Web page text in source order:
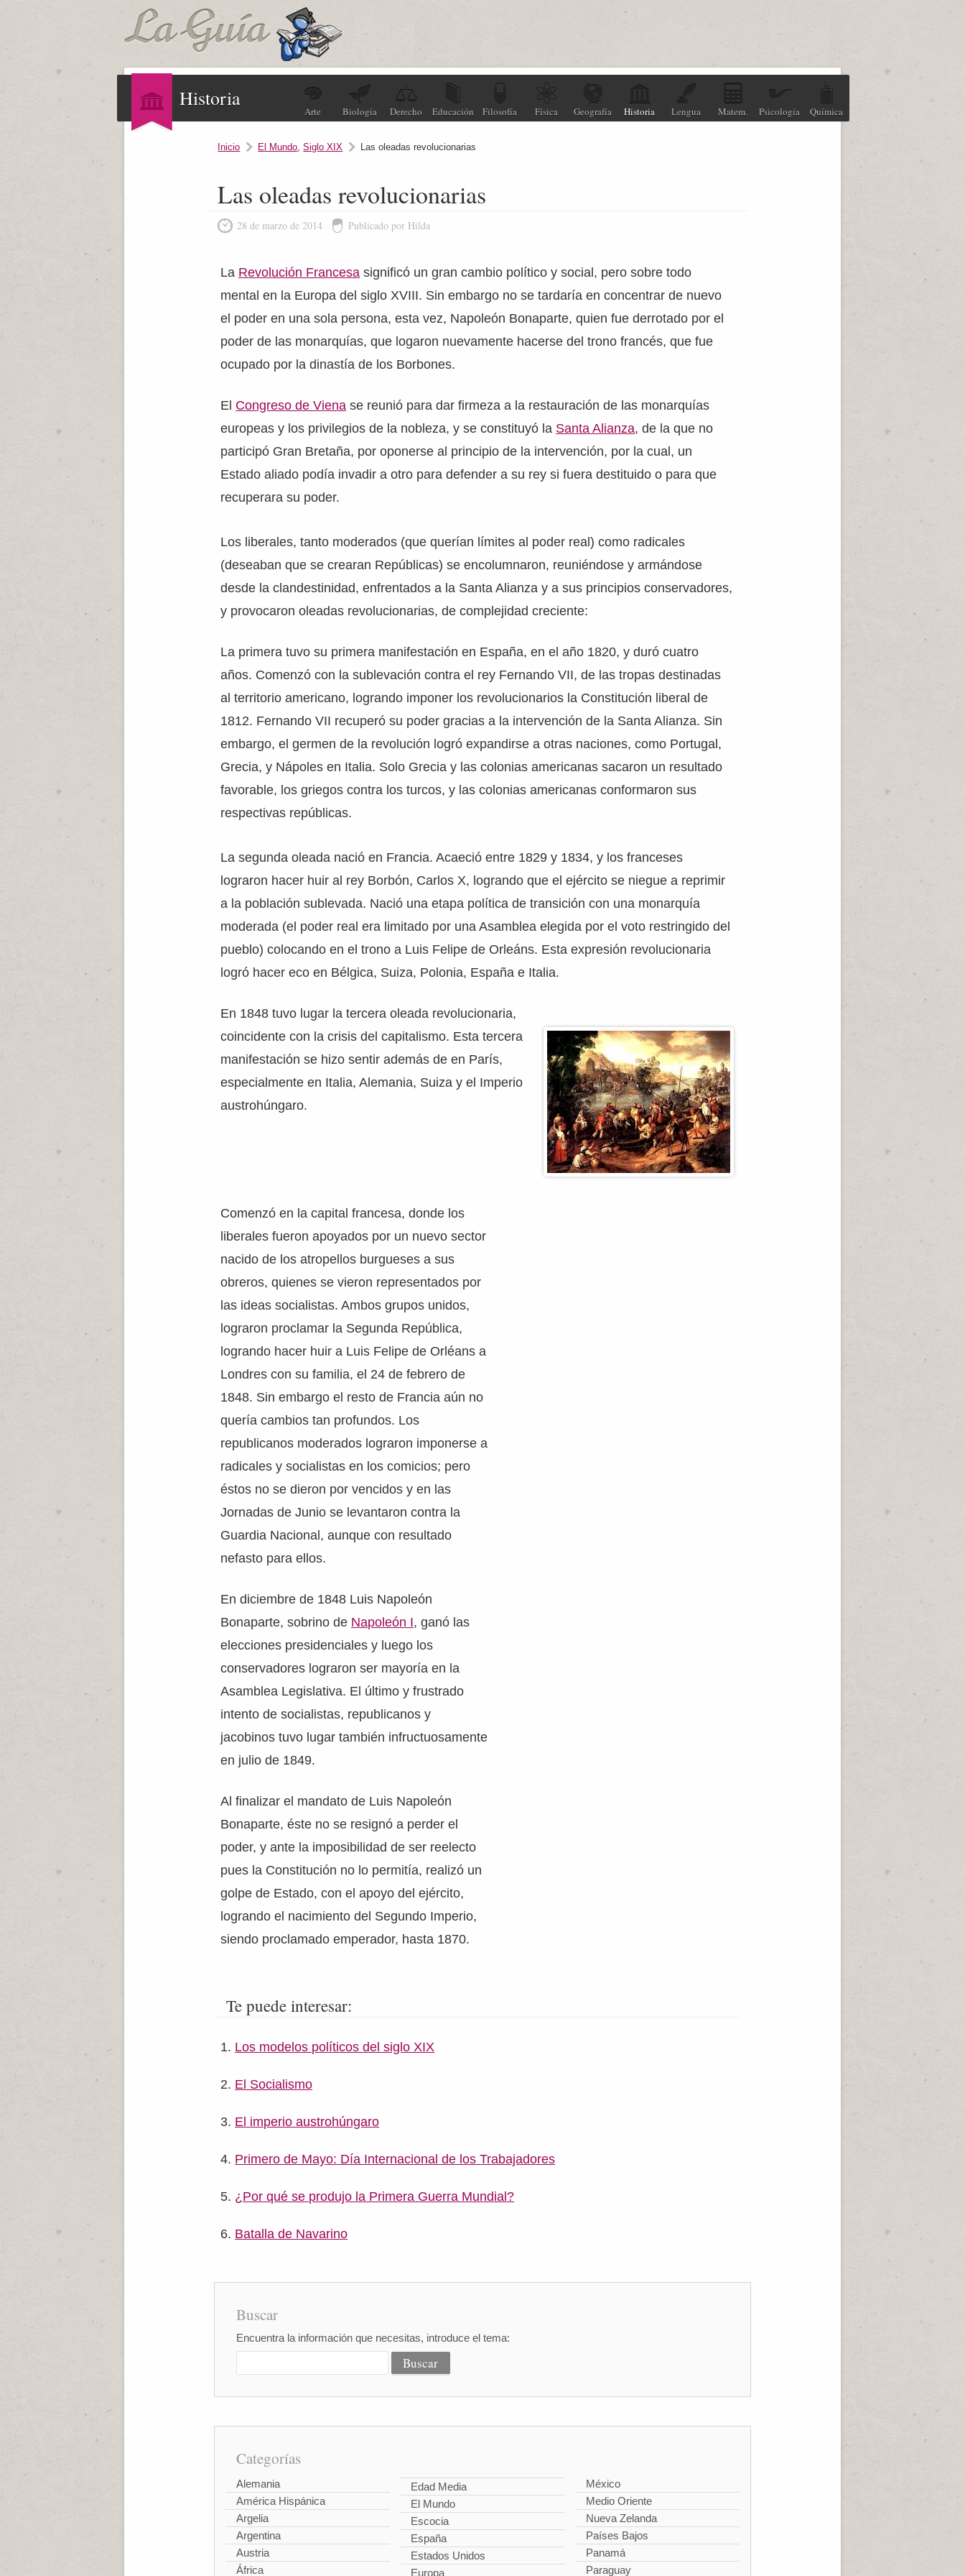
Historia
Arte Biología Derecho Educación Filosofía Física Geografía Historia Lengua Matem. Psicología Química
Inicio El Mundo,Siglo XIX Las oleadas revolucionarias
Las oleadas revolucionarias
28 de marzo de 2014 Publicado por Hilda
La Revolución Francesa significó un gran cambio político y social, pero sobre todo
mental en la Europa del siglo XVIII. Sin embargo no se tardaría en concentrar de nuevo
el poder en una sola persona, esta vez, Napoleón Bonaparte, quien fue derrotado por el
poder de las monarquías, que logaron nuevamente hacerse del trono francés, que fue
ocupado por la dinastía de los Borbones.
El Congreso de Viena se reunió para dar firmeza a la restauración de las monarquías
europeas y los privilegios de la nobleza, y se constituyó la Santa Alianza, de la que no
participó Gran Bretaña, por oponerse al principio de la intervención, por la cual, un
Estado aliado podía invadir a otro para defender a su rey si fuera destituido o para que
recuperara su poder.
Los liberales, tanto moderados (que querían límites al poder real) como radicales
(deseaban que se crearan Repúblicas) se encolumnaron, reuniéndose y armándose
desde la clandestinidad, enfrentados a la Santa Alianza y a sus principios conservadores,
y provocaron oleadas revolucionarias, de complejidad creciente:
La primera tuvo su primera manifestación en España, en el año 1820, y duró cuatro
años. Comenzó con la sublevación contra el rey Fernando VII, de las tropas destinadas
al territorio americano, logrando imponer los revolucionarios la Constitución liberal de
1812. Fernando VII recuperó su poder gracias a la intervención de la Santa Alianza. Sin
embargo, el germen de la revolución logró expandirse a otras naciones, como Portugal,
Grecia, y Nápoles en Italia. Solo Grecia y las colonias americanas sacaron un resultado
favorable, los griegos contra los turcos, y las colonias americanas conformaron sus
respectivas repúblicas.
La segunda oleada nació en Francia. Acaeció entre 1829 y 1834, y los franceses
lograron hacer huir al rey Borbón, Carlos X, logrando que el ejército se niegue a reprimir
a la población sublevada. Nació una etapa política de transición con una monarquía
moderada (el poder real era limitado por una Asamblea elegida por el voto restringido del
pueblo) colocando en el trono a Luis Felipe de Orleáns. Esta expresión revolucionaria
logró hacer eco en Bélgica, Suiza, Polonia, España e Italia.
En 1848 tuvo lugar la tercera oleada revolucionaria,
coincidente con la crisis del capitalismo. Esta tercera
manifestación se hizo sentir además de en París,
especialmente en Italia, Alemania, Suiza y el Imperio
austrohúngaro.
Comenzó en la capital francesa, donde los
liberales fueron apoyados por un nuevo sector
nacido de los atropellos burgueses a sus
obreros, quienes se vieron representados por
las ideas socialistas. Ambos grupos unidos,
lograron proclamar la Segunda República,
logrando hacer huir a Luis Felipe de Orléans a
Londres con su familia, el 24 de febrero de
1848. Sin embargo el resto de Francia aún no
quería cambios tan profundos. Los
republicanos moderados lograron imponerse a
radicales y socialistas en los comicios; pero
éstos no se dieron por vencidos y en las
Jornadas de Junio se levantaron contra la
Guardia Nacional, aunque con resultado
nefasto para ellos.
En diciembre de 1848 Luis Napoleón
Bonaparte, sobrino de Napoleón I, ganó las
elecciones presidenciales y luego los
conservadores lograron ser mayoría en la
Asamblea Legislativa. El último y frustrado
intento de socialistas, republicanos y
jacobinos tuvo lugar también infructuosamente
en julio de 1849.
Al finalizar el mandato de Luis Napoleón
Bonaparte, éste no se resignó a perder el
poder, y ante la imposibilidad de ser reelecto
pues la Constitución no lo permitía, realizó un
golpe de Estado, con el apoyo del ejército,
logrando el nacimiento del Segundo Imperio,
siendo proclamado emperador, hasta 1870.
Te puede interesar:
Los modelos políticos del siglo XIX
El Socialismo
El imperio austrohúngaro
Primero de Mayo: Día Internacional de los Trabajadores
¿Por qué se produjo la Primera Guerra Mundial?
Batalla de Navarino
Buscar
Encuentra la información que necesitas, introduce el tema:
Categorías
Alemania
América Hispánica
Argelia
Argentina
Austria
África
Edad Media
El Mundo
Escocia
España
Estados Unidos
Europa
México
Medio Oriente
Nueva Zelanda
Países Bajos
Panamá
Paraguay